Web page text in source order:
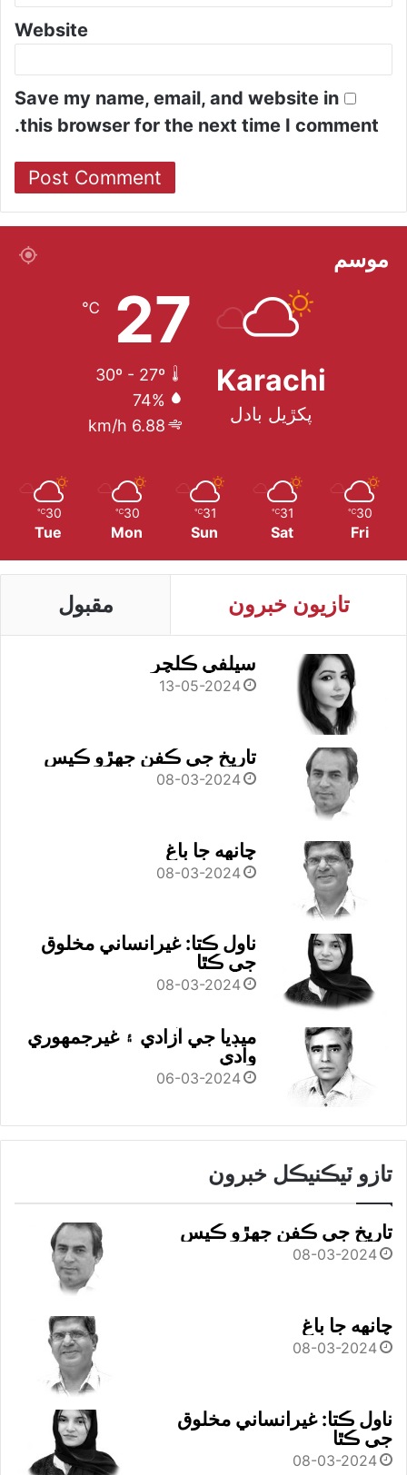
Website
Save my name, email, and website in
this browser for the next time I comment.
موسم
Karachi
پکڙيل بادل
27
℃
74%
6.88 km/h
30
℃
Fri
31
℃
Sat
31
℃
Sun
30
℃
Mon
30
℃
Tue
تازيون خبرون مقبول
سيلفي ڪلچر
13-05-2024
تاريخ جي ڪفن جھڙو ڪيس
08-03-2024
چانهه جا باغ
08-03-2024
ناول ڪتا: غيرانساني مخلوق
جي ڪٿا
08-03-2024
ميڊيا جي آزادي ۽ غيرجمھوري
وادي
06-03-2024
تازو ٽيڪنيڪل خبرون
تاريخ جي ڪفن جھڙو ڪيس
08-03-2024
چانهه جا باغ
08-03-2024
ناول ڪتا: غيرانساني مخلوق
جي ڪٿا
08-03-2024